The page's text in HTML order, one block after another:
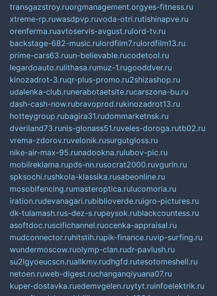
transgazstroy.ruorgmanagement.orgyes-fitness.ru
xtreme-rp.ruwasdpvp.ruvoda-otri.rutishinapve.ru
orenferma.ruavtoservis-avgust.rulord-tv.ru
backstage-682-music.rulordfilm7.rulordfilm13.ru
prime-cars63.ruun-believable.rucodetool.ru
legardoauto.rulithasa.rumuz-1.rugooddver.ru
kinozadrot-3.ruqr-plus-promo.ru2shizashop.ru
udalenka-club.runerabotaetsite.rucarszona-bu.ru
dash-cash-now.rubravoprod.rukinozadrot13.ru
hotteygroup.rubagira31.rudommarketnsk.ru
dveriland73.runis-glonass51.ruveles-doroga.rutb02.ru
vrema-zdorov.ruvelonik.rusurgutgloss.ru
nike-air-max-95.runadookna.rulubov-pic.ru
mobilreklama.rupds-nn.rusocrat2000.ruvgurin.ru
spksochi.rushkola-klassika.rusabeonline.ru
mosoblfencing.rumasteroptica.rulucomoria.ru
iration.rudevanagari.rubiblioverde.ruigro-pictures.ru
dk-tulamash.rus-dez-s.rupeysok.rublackcountess.ru
asoftdoc.ruscifichannel.ruocenka-appraisal.ru
mudconnector.ruhitstih.rupik-finance.ruvip-surfing.ru
wundermoscow.ruolymp-clan.rudr-pavlush.ru
su2lgyoeucscn.ruallkmv.rudhgfd.rutesotomeshell.ru
netoen.ruweb-digest.ruchanganqiyuana07.ru
kuper-dostavka.ruedemvgelen.ruytyt.ruinfoelektrik.ru